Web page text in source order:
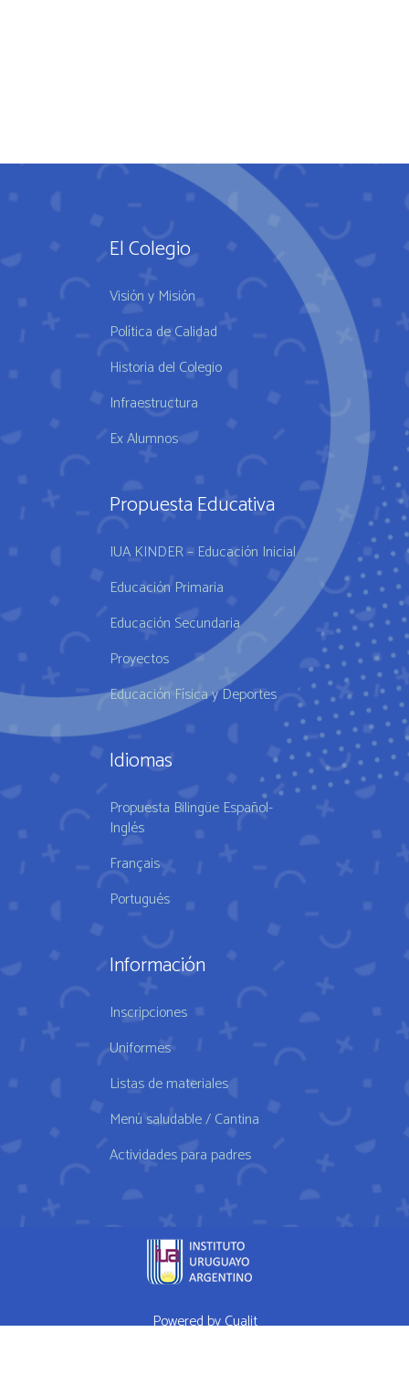
El Colegio
Visión y Misión
Política de Calidad
Historia del Colegio
Infraestructura
Ex Alumnos
Propuesta Educativa
IUA KINDER – Educación Inicial
Educación Primaria
Educación Secundaria
Proyectos
Educación Física y Deportes
Idiomas
Propuesta Bilingüe Español-
Inglés
Français
Portugués
Información
Inscripciones
Uniformes
Listas de materiales
Menú saludable / Cantina
Actividades para padres
Powered byCualit